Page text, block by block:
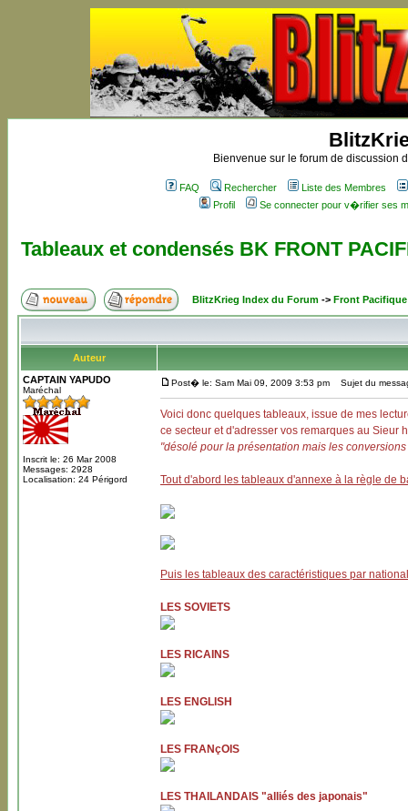
Bienvenue sur le forum de discussion
FAQ Rechercher
Liste des Membres
Profil
Se connecter pour v�rifier ses
Tableaux et condensés BK FRONT
BlitzKrieg Index du Forum -> Front Pacifique
Auteur
CAPTAIN YAPUDO
Maréchal
Inscrit le: 26 Mar 2008
Messages: 2928
Localisation: 24 Périgord
Post� le: Sam Mai 09, 2009 3:53 pm Sujet du
Voici donc quelques tableaux, issue de mes
ce secteur et d'adresser vos remarques au Sieur
"désolé pour la présentation mais les
Tout d'abord les tableaux d'annexe à la règle de
Puis les tableaux des caractéristiques par
LES SOVIETS
LES RICAINS
LES ENGLISH
LES FRANçOIS
LES THAILANDAIS "alliés des japonais"